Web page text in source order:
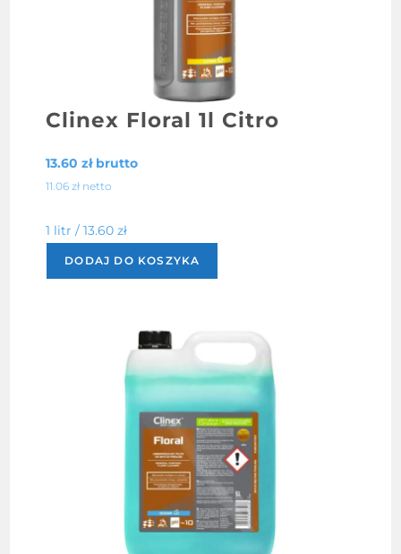
Clinex Floral 1l Citro
13.60złbrutto
11.06 zł netto
1 litr / 13.60zł
DODAJ DO KOSZYKA